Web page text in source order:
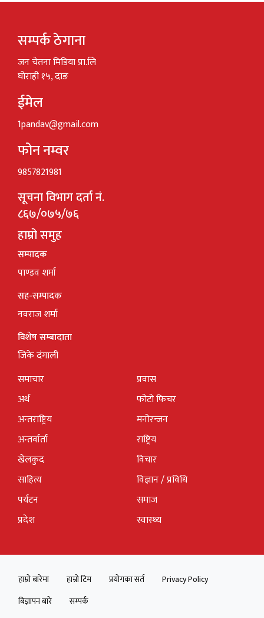
सम्पर्क ठेगाना
जन चेतना मिडिया प्रा.लि
घोराही १५, दाङ
ईमेल
1pandav@gmail.com
फोन नम्वर
9857821981
सूचना विभाग दर्ता नं.
८६७/०७५/७६
हाम्रो समुह
सम्पादक
पाण्डव शर्मा
सह-सम्पादक
नवराज शर्मा
विशेष सम्बादाता
जिके दंगाली
समाचार
अर्थ
अन्तराष्ट्रिय
अन्तर्वार्ता
खेलकुद
साहित्य
पर्यटन
प्रदेश
प्रवास
फोटो फिचर
मनोरन्जन
राष्ट्रिय
विचार
विज्ञान / प्रविधि
समाज
स्वास्थ्य
हाम्रो बारेमा हाम्रो टिम प्रयोगका सर्त
Privacy Policy
बिज्ञापन बारे
सम्पर्क